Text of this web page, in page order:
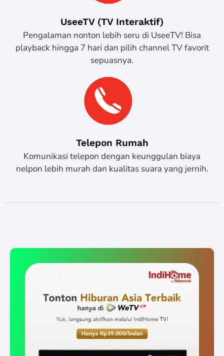
UseeTV (TV Interaktif)
Pengalaman nonton lebih seru di UseeTV! Bisa
playback hingga 7 hari dan pilih channel TV favorit
sepuasnya.
Telepon Rumah
Komunikasi telepon dengan keunggulan biaya
nelpon lebih murah dan kualitas suara yang jernih.